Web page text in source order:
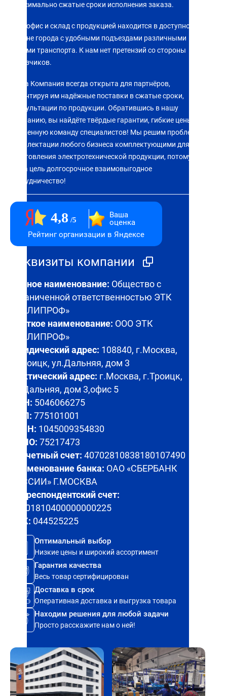
Максимально сжатые сроки исполнения заказа.
Наш офис и склад с продукцией находится в доступном
районе города с удобными подъездами различными
видами транспорта. К нам нет претензий со стороны
заказчиков.
Наша Компания всегда открыта для партнёров,
гарантируя им надёжные поставки в сжатые сроки,
консультации по продукции. Обратившись в нашу
компанию, вы найдёте твёрдые гарантии, гибкие цены,
слаженную команду специалистов! Мы решим проблему
комплектации любого бизнеса комплектующими для
изготовления электротехнической продукции, потому что
наша цель долгосрочное взаимовыгодное
сотрудничество!
4,8 5
Ваша
оценка
Рейтинг организации в Яндексе
Реквизиты компании
Полное наименование: Общество с
ограниченной ответственностью ЭТК
«ПОЛИПРОФ»
Краткое наименование: ООО ЭТК
«ПОЛИПРОФ»
Юридический адрес: 108840, г.Москва,
г.Троицк, ул.Дальняя, дом 3
Фактический адрес: г.Москва, г.Троицк,
ул.Дальняя, дом 3,офис 5
ИНН: 5046066275
КПП: 775101001
ОГРН: 1045009354830
ОКПО: 75217473
Расчетный счет: 40702810838180107490
Наименование банка: ОАО «СБЕРБАНК
РОССИИ» Г.МОСКВА
Корреспондентский счет:
30101810400000000225
БИК: 044525225
Оптимальный выбор
Низкие цены и широкий ассортимент
Гарантия качества
Весь товар сертифицирован
Доставка в срок
Оперативная доставка и выгрузка товара
Находим решения для любой задачи
Просто расскажите нам о ней!